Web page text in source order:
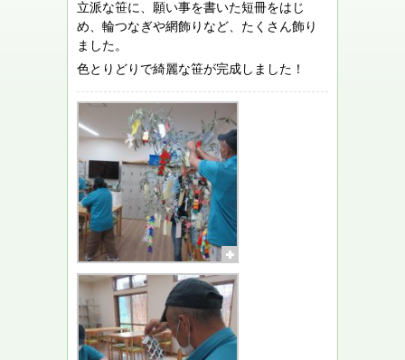
立派な笹に、願い事を書いた短冊をはじ
め、輪つなぎや網飾りなど、たくさん飾り
ました。
色とりどりで綺麗な笹が完成しました！